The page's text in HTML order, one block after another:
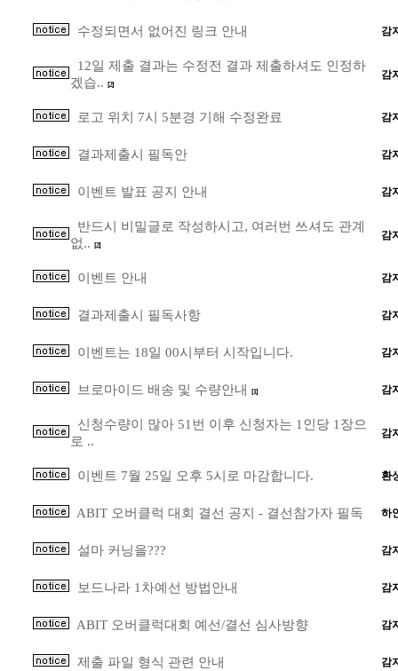
수정되면서 없어진 링크 안내 감
12일 제출 결과는 수정전 결과 제출하셔도 인정하
겠습..
[2]
감
로고 위치 7시 5분경 기해 수정완료 감
결과제출시 필독안 감
이벤트 발표 공지 안내 감
반드시 비밀글로 작성하시고, 여러번 쓰셔도 관계
없..
[2]
감
이벤트 안내 감
결과제출시 필독사항 감
이벤트는 18일 00시부터 시작입니다. 감
브로마이드 배송 및 수량안내 [1] 감
신청수량이 많아 51번 이후 신청자는 1인당 1장으
로 ..
감
이벤트 7월 25일 오후 5시로 마감합니다. 환
ABIT 오버클럭 대회 결선 공지 - 결선참가자 필독 하
설마 커닝을??? 감
보드나라 1차예선 방법안내 감
ABIT 오버클럭대회 예선/결선 심사방향 감
제출 파일 형식 관련 안내 감